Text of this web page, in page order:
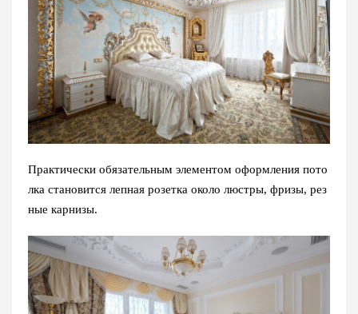
Практически обязательным элементом оформления пото
лка становится лепная розетка около люстры, фризы, рез
ные карнизы.